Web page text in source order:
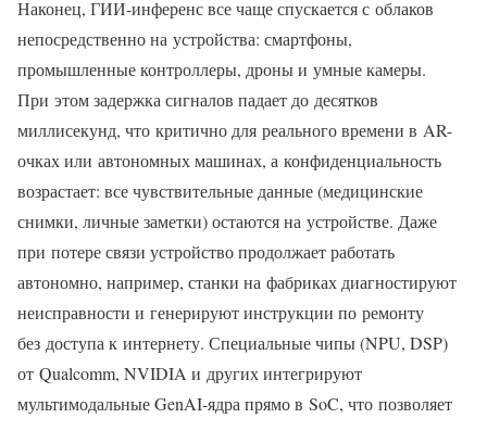
Наконец, ГИИ-инференс все чаще спускается с облаков
непосредственно на устройства: смартфоны,
промышленные контроллеры, дроны и умные камеры.
При этом задержка сигналов падает до десятков
миллисекунд, что критично для реального времени в AR-
очках или автономных машинах, а конфиденциальность
возрастает: все чувствительные данные (медицинские
снимки, личные заметки) остаются на устройстве. Даже
при потере связи устройство продолжает работать
автономно, например, станки на фабриках диагностируют
неисправности и генерируют инструкции по ремонту
без доступа к интернету. Специальные чипы (NPU, DSP)
от Qualcomm, NVIDIA и других интегрируют
мультимодальные GenAI-ядра прямо в SoC, что позволяет